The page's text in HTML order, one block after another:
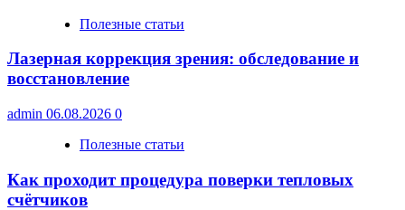
Полезные статьи
Лазерная коррекция зрения: обследование и
восстановление
admin 06.08.2026 0
Полезные статьи
Как проходит процедура поверки тепловых
счётчиков